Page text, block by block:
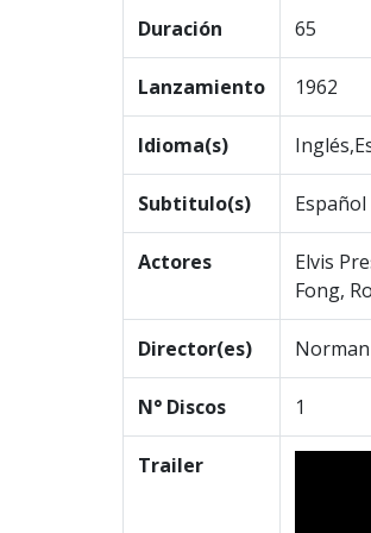
Duración 65
Lanzamiento 1962
Idioma(s)
Subtitulo(s) Español
Actores
Elvis
Fong,
Director(es)
N° Discos 1
Trailer